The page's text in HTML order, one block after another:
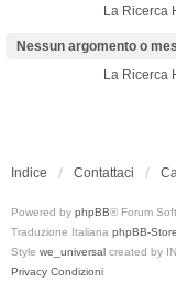
La Ricerca
Nessun argomento o
La Ricerca
Indice Contattaci
Powered by phpBB® Forum
Traduzione Italiana phpBB-
Style we_universal created by
Privacy Condizioni